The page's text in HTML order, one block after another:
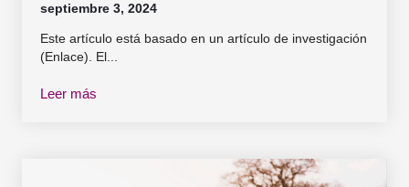
septiembre 3, 2024
Este artículo está basado en un artículo de investigación
(Enlace). El...
Leer más